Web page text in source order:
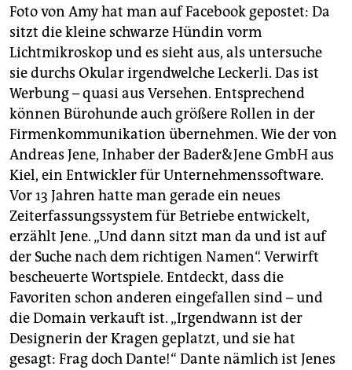
Foto von Amy hat man auf Facebook gepostet: Da
sitzt die kleine schwarze Hündin vorm
Lichtmikroskop und es sieht aus, als untersuche
sie durchs Okular irgendwelche Leckerli. Das ist
Werbung – quasi aus Versehen. Entsprechend
können Bürohunde auch größere Rollen in der
Firmenkommunikation übernehmen. Wie der von
Andreas Jene, Inhaber der Bader&Jene GmbH aus
Kiel, ein Entwickler für Unternehmenssoftware.
Vor 13 Jahren hatte man gerade ein neues
Zeiterfassungssystem für Betriebe entwickelt,
erzählt Jene. „Und dann sitzt man da und ist auf
der Suche nach dem richtigen Namen“. Verwirft
bescheuerte Wortspiele. Entdeckt, dass die
Favoriten schon anderen eingefallen sind – und
die Domain verkauft ist. „Irgendwann ist der
Designerin der Kragen geplatzt, und sie hat
gesagt: Frag doch Dante!“ Dante nämlich ist Jenes